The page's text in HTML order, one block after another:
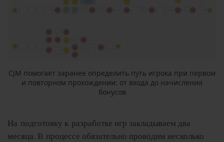
CJM помогает заранее определить путь игрока при первом
и повторном прохождении: от входа до начисления
бонусов
На подготовку к разработке игр закладываем два
месяца. В процессе обязательно проводим несколько